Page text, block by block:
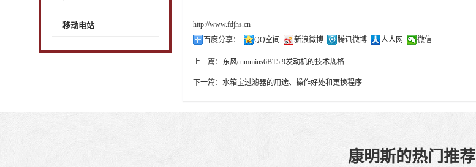
移动电站
http://www.fdjhs.cn
百度分享：
QQ空间 新浪微博 腾讯微博 人人网 微信
上一篇： 东风cummins6BT5.9发动机的技术规格
下一篇：水箱宝过滤器的用途、操作好处和更换程序
康明斯的热门推荐